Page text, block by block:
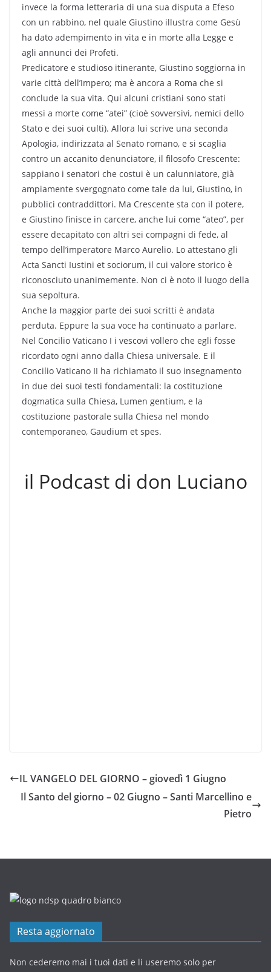
invece la forma letteraria di una sua disputa a Efeso
con un rabbino, nel quale Giustino illustra come Gesù
ha dato adempimento in vita e in morte alla Legge e
agli annunci dei Profeti.
Predicatore e studioso itinerante, Giustino soggiorna in
varie città dell’Impero; ma è ancora a Roma che si
conclude la sua vita. Qui alcuni cristiani sono stati
messi a morte come “atei” (cioè sovversivi, nemici dello
Stato e dei suoi culti). Allora lui scrive una seconda
Apologia, indirizzata al Senato romano, e si scaglia
contro un accanito denunciatore, il filosofo Crescente:
sappiano i senatori che costui è un calunniatore, già
ampiamente svergognato come tale da lui, Giustino, in
pubblici contraddittori. Ma Crescente sta con il potere,
e Giustino finisce in carcere, anche lui come “ateo”, per
essere decapitato con altri sei compagni di fede, al
tempo dell’imperatore Marco Aurelio. Lo attestano gli
Acta Sancti Iustini et sociorum, il cui valore storico è
riconosciuto unanimemente. Non ci è noto il luogo della
sua sepoltura.
Anche la maggior parte dei suoi scritti è andata
perduta. Eppure la sua voce ha continuato a parlare.
Nel Concilio Vaticano I i vescovi vollero che egli fosse
ricordato ogni anno dalla Chiesa universale. E il
Concilio Vaticano II ha richiamato il suo insegnamento
in due dei suoi testi fondamentali: la costituzione
dogmatica sulla Chiesa, Lumen gentium, e la
costituzione pastorale sulla Chiesa nel mondo
contemporaneo, Gaudium et spes.
il Podcast di don Luciano
IL VANGELO DEL GIORNO – giovedì 1 Giugno
Il Santo del giorno – 02 Giugno – Santi Marcellino e
Pietro
Resta aggiornato
Non cederemo mai i tuoi dati e li useremo solo per